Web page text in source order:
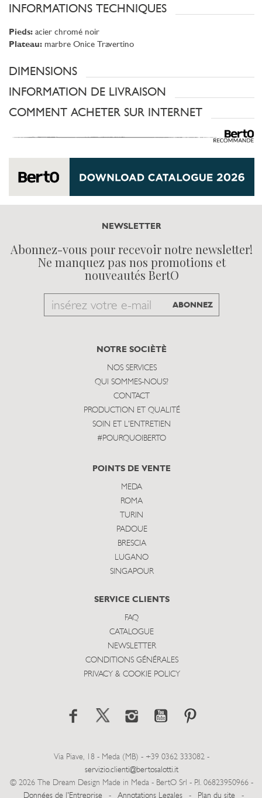
INFORMATIONS TECHNIQUES
Pieds: acier chromé noir
Plateau: marbre Onice Travertino
DIMENSIONS
INFORMATION DE LIVRAISON
COMMENT ACHETER SUR INTERNET
NEWSLETTER
Abonnez-vous pour recevoir notre newsletter!
Ne manquez pas nos promotions et
nouveautés BertO
Email
subscribe
ABONNEZ
NOTRE SOCIÈTÈ
NOS SERVICES
QUI SOMMES-NOUS?
CONTACT
PRODUCTION ET QUALITÉ
SOIN ET L'ENTRETIEN
#POURQUOIBERTO
POINTS DE VENTE
MEDA
ROMA
TURIN
PADOUE
BRESCIA
LUGANO
SINGAPOUR
SERVICE CLIENTS
FAQ
CATALOGUE
NEWSLETTER
CONDITIONS GÉNÉRALES
PRIVACY & COOKIE POLICY
Via Piave, 18 - Meda (MB) - +39 0362 333082 -
servizio.clienti@bertosalotti.it
© 2026 The Dream Design Made in Meda - BertO Srl - P.I. 06823950966 -
Données de l'Entreprise
- Annotations Legales - Plan du site -